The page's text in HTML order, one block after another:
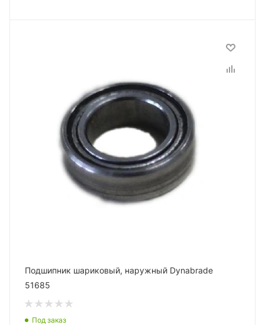
Подшипник шариковый, наружный Dynabrade
51685
Под заказ